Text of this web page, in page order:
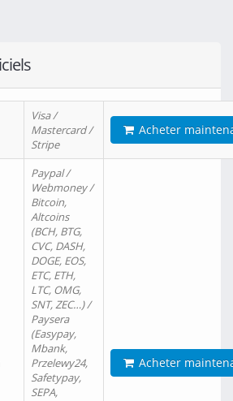
Visa /
Mastercard /
Stripe
Acheter
Paypal /
Webmoney /
Bitcoin,
Altcoins
(BCH, BTG,
CVC, DASH,
DOGE, EOS,
ETC, ETH,
LTC, OMG,
SNT, ZEC…) /
Paysera
(Easypay,
Mbank,
Przelewy24,
Safetypay,
SEPA,
Acheter